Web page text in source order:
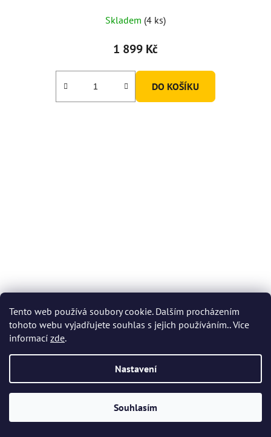
Tento web používá soubory cookie. Dalším procházením
tohoto webu vyjadřujete souhlas s jejich používáním.. Více
informací zde.
Nastavení
Souhlasím
hodnocení
produktu
4,5
Skladem (4 ks)
1 899 Kč
DO KOŠÍKU
Bohemia Crystal Mísa Casablanca 115mm
Skladem(1 ks)
303 Kč